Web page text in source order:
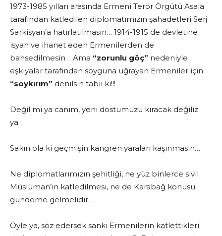
1973-1985 yılları arasında Ermeni Terör Örgütü Asala
tarafından katledilen diplomatımızın şahadetleri Serj
Sarkisyan’a hatırlatılmasın… 1914-1915 de devletine
isyan ve ihanet eden Ermenilerden de
bahsedilmesin… Ama “zorunlu göç” nedeniyle
eşkıyalar tarafından soyguna uğrayan Ermeniler için
“soykırım” denilsin tabii ki!!!
Değil mi ya canım, yeni dostumuzu kıracak değiliz
ya…
Sakın ola ki geçmişin kangren yaraları kaşınmasın…
Ne diplomatlarımızın şehitliği, ne yüz binlerce sivil
Müslüman’ın katledilmesi, ne de Karabağ konusu
gündeme gelmelidir…
Öyle ya, söz edersek sanki Ermenilerin katlettikleri